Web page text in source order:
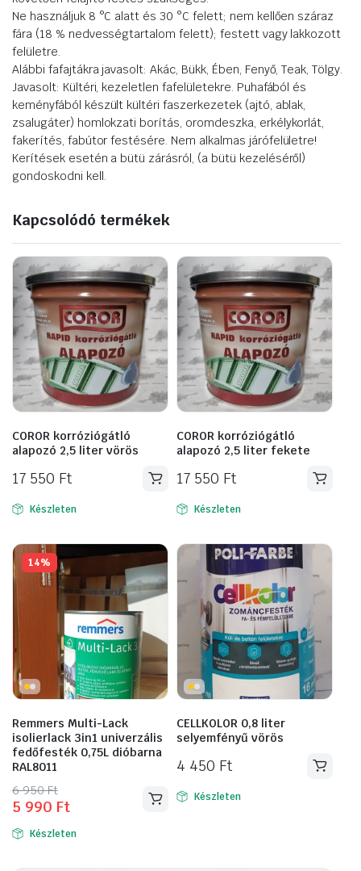
Ne használjuk 8 °C alatt és 30 °C felett; nem kellően száraz
fára (18 % nedvességtartalom felett); festett vagy lakkozott
felületre.
Alábbi fafajtákra javasolt: Akác, Bükk, Ében, Fenyő, Teak, Tölgy.
Javasolt: Kültéri, kezeletlen fafelületekre. Puhafából és
keményfából készült kültéri faszerkezetek (ajtó, ablak,
zsalugáter) homlokzati borítás, oromdeszka, erkélykorlát,
fakerítés, fabútor festésére. Nem alkalmas járófelületre!
Kerítések esetén a bütü zárásról, (a bütü kezeléséről)
gondoskodni kell.
Kapcsolódó termékek
COROR korróziógátló
alapozó 2,5 liter vörös
17 550 Ft
Készleten
COROR korróziógátló
alapozó 2,5 liter fekete
17 550 Ft
Készleten
14%
Remmers Multi-Lack
isolierlack 3in1 univerzális
fedőfesték 0,75L dióbarna
RAL8011
6 950Ft
Original
price
was:
5 990 Ft
Current
price
is: Készleten
CELLKOLOR 0,8 liter
selyemfényű vörös
4 450 Ft
Készleten